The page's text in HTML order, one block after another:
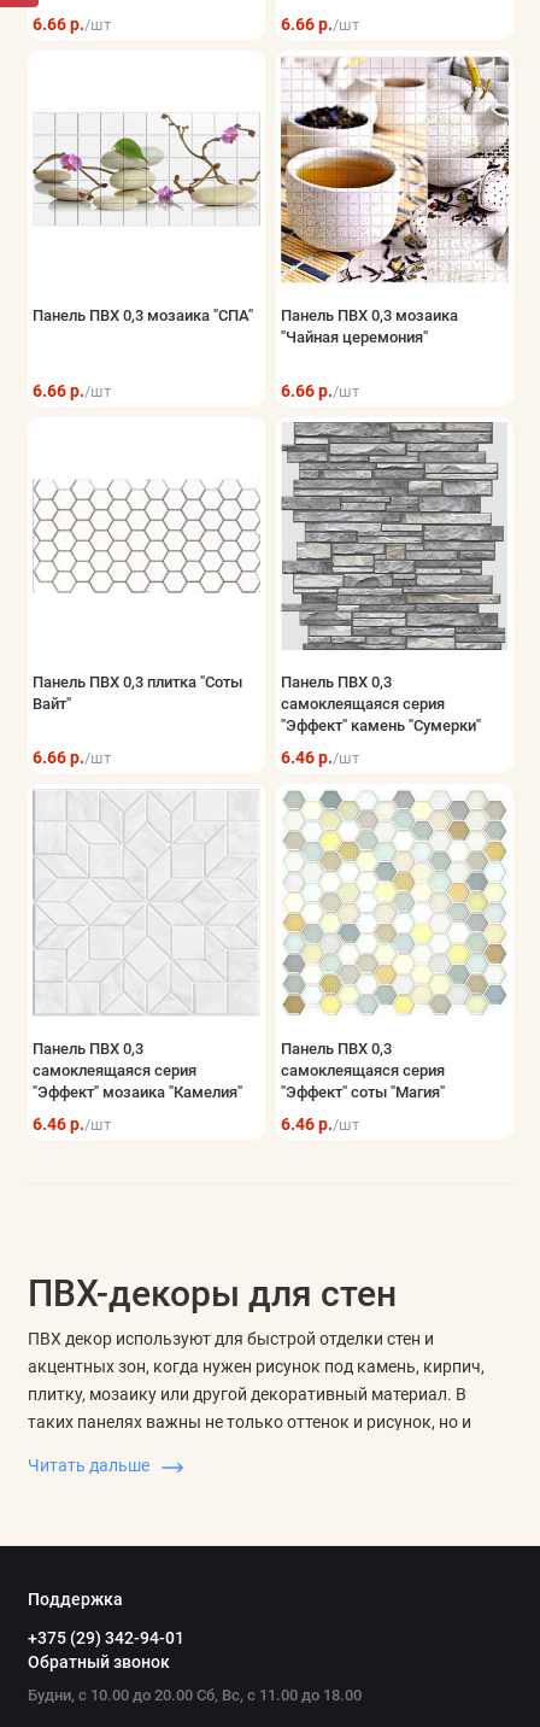
6.66 р./шт 6.66 р./шт
Панель ПВХ 0,3 мозаика "СПА"
6.66 р./шт
Панель ПВХ 0,3 мозаика
"Чайная церемония"
6.66 р./шт
Панель ПВХ 0,3 плитка "Соты
Вайт"
6.66 р./шт
Панель ПВХ 0,3
самоклеящаяся серия
"Эффект" камень "Сумерки"
6.46 р./шт
Панель ПВХ 0,3
самоклеящаяся серия
"Эффект" мозаика "Камелия"
6.46 р./шт
Панель ПВХ 0,3
самоклеящаяся серия
"Эффект" соты "Магия"
6.46 р./шт
ПВХ-декоры для стен
ПВХ декор используют для быстрой отделки стен и
акцентных зон, когда нужен рисунок под камень, кирпич,
плитку, мозаику или другой декоративный материал. В
таких панелях важны не только оттенок и рисунок, но и
монтажа.
влажной зоны. Декоративные панели ПВХ удобны там, где
нужно закрыть поверхность без сложной мокрой отделки.
Как сравнивать декоры
Читать дальше
Поддержка
+375 (29) 342-94-01
Обратный звонок
Будни, с 10.00 до 20.00 Сб, Вс, с 11.00 до 18.00